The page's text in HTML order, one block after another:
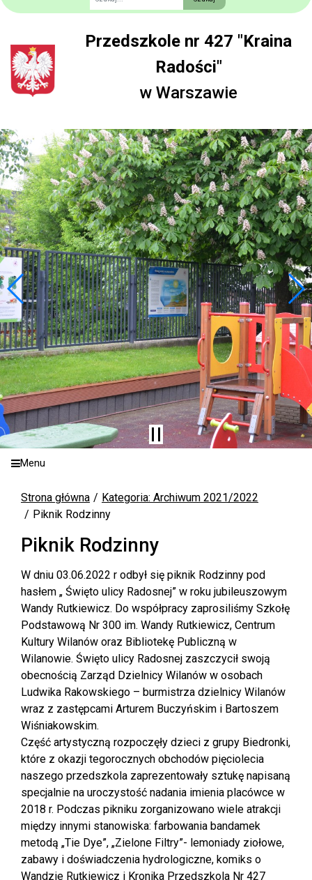
Przedszkole nr 427 "Kraina
Radości"
w Warszawie
Menu
Strona główna
Kategoria: Archiwum 2021/2022
Piknik Rodzinny
Piknik Rodzinny
W dniu 03.06.2022 r odbył się piknik Rodzinny pod
hasłem „ Święto ulicy Radosnej” w roku jubileuszowym
Wandy Rutkiewicz. Do współpracy zaprosiliśmy Szkołę
Podstawową Nr 300 im. Wandy Rutkiewicz, Centrum
Kultury Wilanów oraz Bibliotekę Publiczną w
Wilanowie. Święto ulicy Radosnej zaszczycił swoją
obecnością Zarząd Dzielnicy Wilanów w osobach
Ludwika Rakowskiego – burmistrza dzielnicy Wilanów
wraz z zastępcami Arturem Buczyńskim i Bartoszem
Wiśniakowskim.
Część artystyczną rozpoczęły dzieci z grupy Biedronki,
które z okazji tegorocznych obchodów pięciolecia
naszego przedszkola zaprezentowały sztukę napisaną
specjalnie na uroczystość nadania imienia placówce w
2018 r. Podczas pikniku zorganizowano wiele atrakcji
między innymi stanowiska: farbowania bandamek
metodą „Tie Dye”, „Zielone Filtry”- lemoniady ziołowe,
zabawy i doświadczenia hydrologiczne, komiks o
Wandzie Rutkiewicz i Kronika Przedszkola Nr 427